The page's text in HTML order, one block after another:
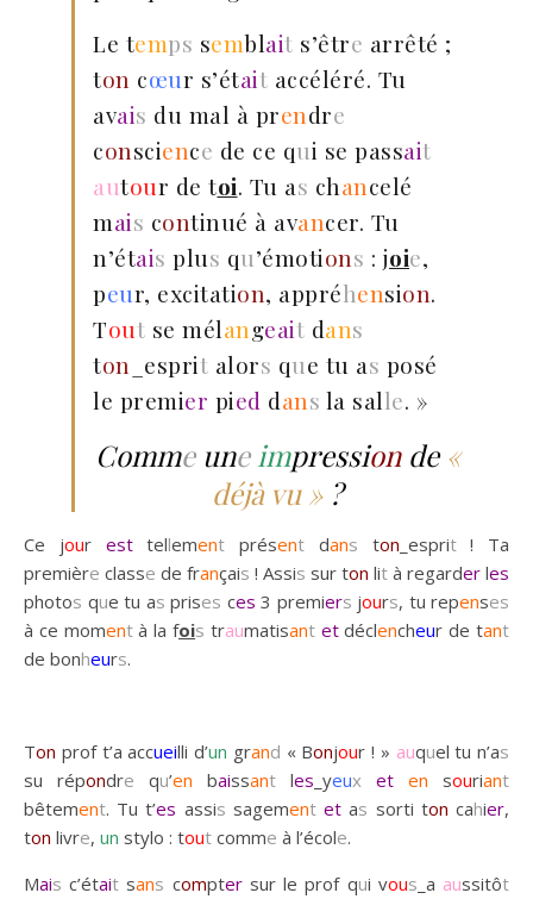
Le temps semblait s’être arrêté ;
ton cœur s’était accéléré. Tu
avais du mal à prendre
conscience de ce qui se passait
autour de toi. Tu as chancelé
mais continué à avancer. Tu
n’étais plus qu’émotions : joie,
peur, excitation, appréhension.
Tout se mélangeait dans
ton _esprit alors que tu as posé
le premier pied dans la salle. »
Commeune impressionde«
déjà vu »?
Ce jour esttellement présent dans ton _esprit! Ta
première classe de français ! Assis sur ton lit à regarder les
photos que tu as prises ces 3 premiers jours, tu repenses
à ce momentà la fois traumatisant etdéclencheur de tant
de bonheurs.
Ton prof t’a accueilli d’un grand « Bonjour ! » auquel tu n’as
su répondre qu’en baissant les _yeux et en souriant
bêtement. Tu t’es assis sagement et as sorti ton cahier,
ton livre, un stylo : tout comme à l’école.
Mais c’était sans comptersur le prof qui vous _a aussitôt